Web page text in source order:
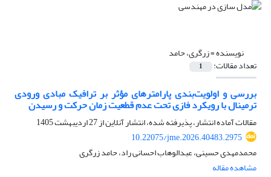
نویسنده =زرگری، حامد
تعداد مقالات: 1
بررسی و اولویت‌بندی پارامترهای مؤثر بر ترافیک مبادی ورودی
ترمینال با رویکرد فازی تحت عدم قطعیت زمان حرکت و رسیدن
مقالات آماده انتشار، پذیرفته شده، انتشار آنلاین از27 اردیبهشت 1405
10.22075/jme.2026.40483.2975
محمدمهدی حسینی، عبدالوهاب احسانی راد، حامد زرگری
مشاهده مقاله